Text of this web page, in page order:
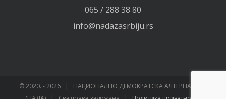
065 / 288 38 80
info@nadazasrbiju.rs
© 2020. -2026 | НАЦИОНАЛНО ДЕМОКРАТСКА АЛТЕРНАТИВА